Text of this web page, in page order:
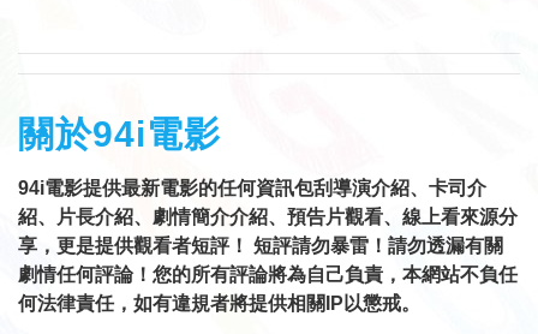
關於94i電影
94i電影提供最新電影的任何資訊包刮導演介紹、卡司介
紹、片長介紹、劇情簡介介紹、預告片觀看、線上看來源分
享，更是提供觀看者短評！ 短評請勿暴雷！請勿透漏有關
劇情任何評論！您的所有評論將為自己負責，本網站不負任
何法律責任，如有違規者將提供相關IP以懲戒。